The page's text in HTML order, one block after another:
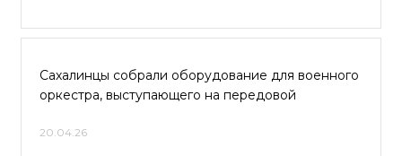
Сахалинцы собрали оборудование для военного
оркестра, выступающего на передовой
20.04.26